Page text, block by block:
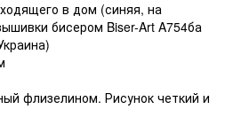
в дом (синяя, на
бисером Biser-Art A754ба
флизелином. Рисунок четкий и